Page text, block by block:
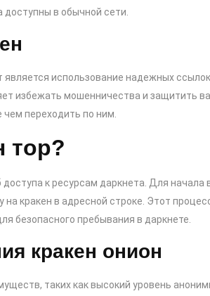
доступны в обычной сети.
использование надежных ссылок.
избежать мошенничества и защитить
переходить по ним.
тор?
к ресурсам даркнета. Для начала
кракен в адресной строке. Этот
безопасного пребывания в даркнете.
кракен онион
таких как высокий уровень